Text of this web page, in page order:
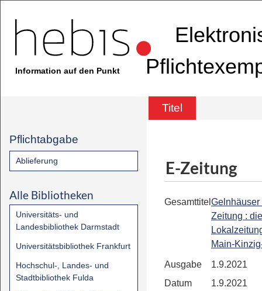
Information auf den Punkt
Titel
Pflichtabgabe
Ablieferung
Alle Bibliotheken
Universitäts- und
Landesbibliothek Darmstadt
Universitätsbibliothek Frankfurt
Hochschul-, Landes- und
Stadtbibliothek Fulda
E-Zeitung
Gesamttitel Gelnhäuser
Zeitung : die
Main-
Ausgabe
1.9.2021
Datum
1.9.2021